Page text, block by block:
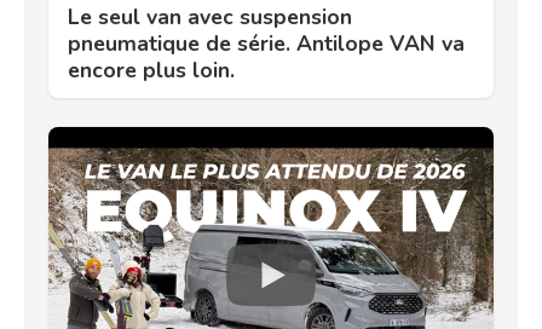
Le seul van avec suspension
pneumatique de série. Antilope VAN va
encore plus loin.